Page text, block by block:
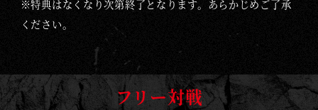
※特典はなくなり次第終了となります。あらかじめご了承
ください。
フリー対戦